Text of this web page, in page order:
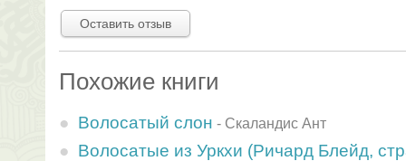
Оставить отзыв
Похожие книги
Волосатый слон - Скаландис Ант
Волосатые из Уркхи (Ричард Блейд,